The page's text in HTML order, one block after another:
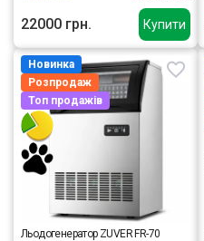
Купити
22000 грн.
Новинка
Розпродаж
Топ продажів
Льодогенератор ZUVER FR-70